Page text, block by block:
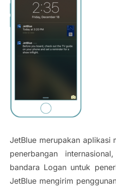
JetBlue merupakan aplikasi
penerbangan
bandara Logan untuk
JetBlue mengirim